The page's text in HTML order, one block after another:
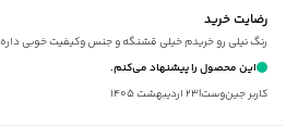
ماکزیمم دمای شستشو
ماکزیمم دمای اتوکشی
:110 درجه سانتی‌گراد
ویژگی محصول :
جیب در جلو
مناسب برای فصول
رضایت خرید
رنگ نیلی رو خریدم خیلی قشنگه و جنس و‌کیفیت خوبی داره
این محصول را پیشنهاد می‌کنم.
کاربر جین‌وست|۲۳ اردیبهشت ۱۴۰۵